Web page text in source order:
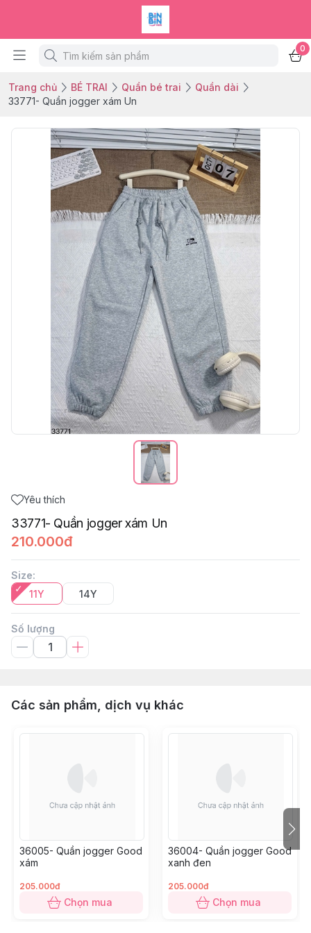
0
Trang chủ BÉ TRAI Quần bé trai
Quần dài
33771- Quần jogger xám Un
Yêu thích
33771- Quần jogger xám Un
210.000đ
Size:
11Y
14Y
Số lượng
Các sản phẩm, dịch vụ khác
36005- Quần jogger Good
xám
205.000đ
Chọn mua
36004- Quần jogger Good
xanh đen
205.000đ
Chọn mua